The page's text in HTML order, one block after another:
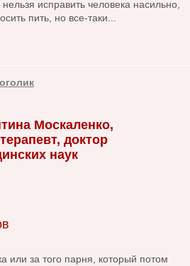
исправить человека насильно,
пить, но все-таки...
Москаленко,
доктор
наук
или за того парня, который потом